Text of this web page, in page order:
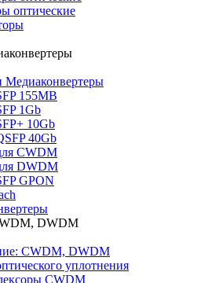
оптические
Медиаконвертеры
155MB
1Gb
10Gb
40Gb
CWDM
DWDM
GPON
DWDM
CWDM, DWDM
уплотнения
CWDM